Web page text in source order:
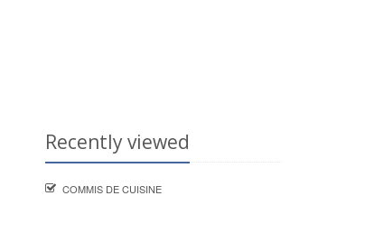
Recently viewed
COMMIS DE CUISINE